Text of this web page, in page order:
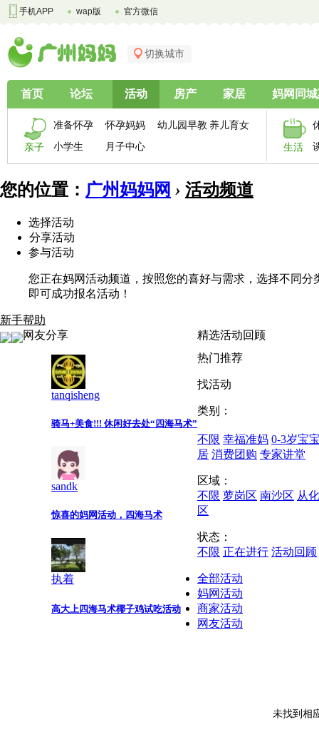
手机APP wap版 官方微信
切换城市
首页 论坛 活动 房产 家居 妈网同
亲子
准备怀孕 怀孕妈妈 幼儿园早教 养儿育女
小学生
月子中心 生活
您的位置： 广州妈妈网 › 活动频道
选择活动
分享活动
参与活动
您正在妈网活动频道，按照您的喜好与需求，选择不同
即可成功报名活动！
新手帮助
网友分享
tanqisheng
骑马+美食!!! 休闲好去处“四海马术”
sandk
惊喜的妈网活动，四海马术
执着
高大上四海马术椰子鸡试吃活动
精选活动回顾
热门推荐
找活动
类别：
不限 幸福准妈 0-3岁宝
居 消费团购 专家讲堂
区域：
不限 萝岗区 南沙区 从
区
状态：
不限 正在进行 活动回顾
全部活动
妈网活动
商家活动
网友活动
未找到相